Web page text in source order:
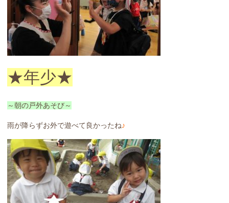
★年少★
～朝の戸外あそび～
雨が降らずお外で遊べて良かったね♪